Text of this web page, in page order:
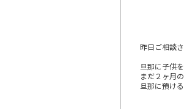
昨日ご相談
旦那に子供
まだ２ヶ月
旦那に預け